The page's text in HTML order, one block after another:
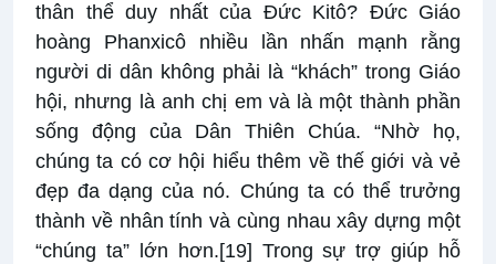
thân thể duy nhất của Đức Kitô? Đức Giáo
hoàng Phanxicô nhiều lần nhấn mạnh rằng
người di dân không phải là “khách” trong Giáo
hội, nhưng là anh chị em và là một thành phần
sống động của Dân Thiên Chúa. “Nhờ họ,
chúng ta có cơ hội hiểu thêm về thế giới và vẻ
đẹp đa dạng của nó. Chúng ta có thể trưởng
thành về nhân tính và cùng nhau xây dựng một
“chúng ta” lớn hơn.[19] Trong sự trợ giúp hỗ